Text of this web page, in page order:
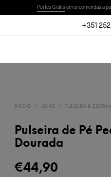
Portes Grátisem encomendas a
+351
INÍCIO / JÓIAS / PULSEIRA &
Pulseira de Pé
Dourada
€44,90